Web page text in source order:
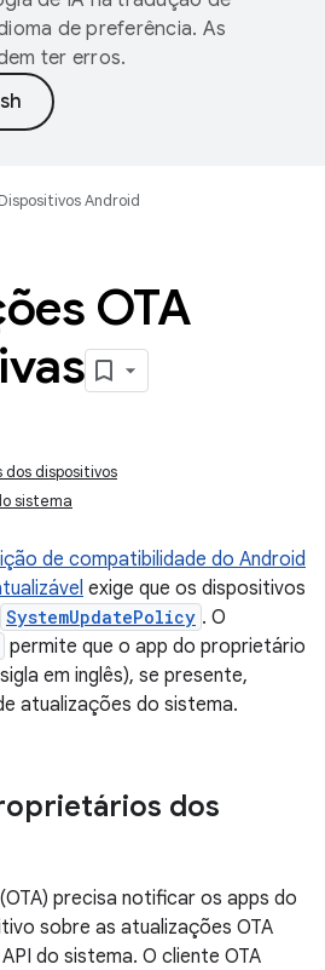
de preferência. As
ter erros.
Dispositivos Android
OTA
dispositivos
sistema
de compatibilidade do Android
exige que os dispositivos
SystemUpdatePolicy . O
permite que o app do proprietário
em inglês), se presente,
atualizações do sistema.
dos
precisa notificar os apps do
sobre as atualizações OTA
do sistema. O cliente OTA